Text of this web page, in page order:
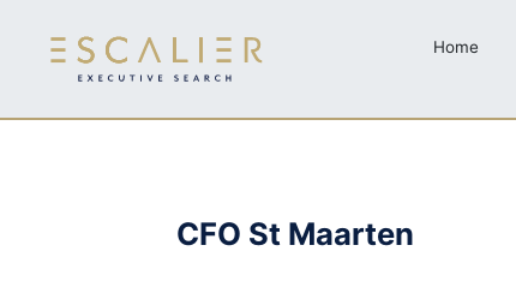
Skip to main content
Home
CFO St Maarten